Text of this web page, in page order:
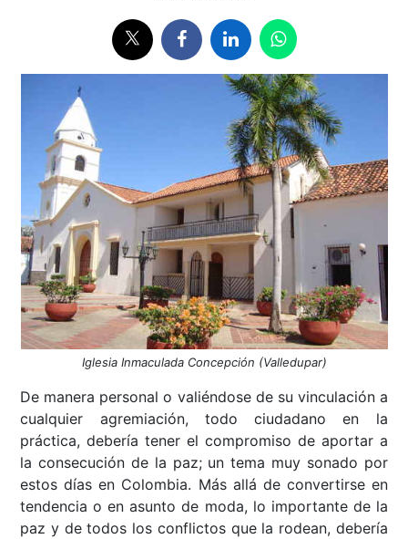
Iglesia Inmaculada Concepción (Valledupar)
De manera personal o valiéndose de su vinculación a
cualquier agremiación, todo ciudadano en la
práctica, debería tener el compromiso de aportar a
la consecución de la paz; un tema muy sonado por
estos días en Colombia. Más allá de convertirse en
tendencia o en asunto de moda, lo importante de la
paz y de todos los conflictos que la rodean, debería